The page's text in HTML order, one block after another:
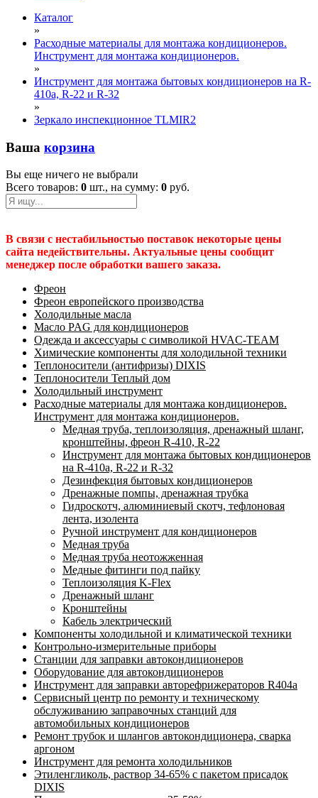
Каталог
»
Расходные материалы для монтажа кондиционеров.
Инструмент для монтажа кондиционеров.
»
Инструмент для монтажа бытовых кондиционеров на R-
410а, R-22 и R-32
»
Зеркало инспекционное TLMIR2
Ваша корзина
Вы еще ничего не выбрали
Всего товаров: 0 шт., на сумму: 0 руб.
В связи с нестабильностью поставок некоторые цены
сайта недействительны. Актуальные цены сообщит
менеджер после обработки вашего заказа.
Фреон
Фреон европейского производства
Холодильные масла
Масло PAG для кондиционеров
Одежда и аксессуары с символикой HVAC-TEAM
Химические компоненты для холодильной техники
Теплоносители (антифризы) DIXIS
Теплоносители Теплый дом
Холодильный инструмент
Расходные материалы для монтажа кондиционеров.
Инструмент для монтажа кондиционеров.
Медная труба, теплоизоляция, дренажный шланг,
кронштейны, фреон R-410, R-22
Инструмент для монтажа бытовых кондиционеров
на R-410а, R-22 и R-32
Дезинфекция бытовых кондиционеров
Дренажные помпы, дренажная трубка
Гидроскотч, алюминиевый скотч, тефлоновая
лента, изолента
Ручной инструмент для кондиционеров
Медная труба
Медная труба неотожженная
Медные фитинги под пайку
Теплоизоляция K-Flex
Дренажный шланг
Кронштейны
Кабель электрический
Компоненты холодильной и климатической техники
Контрольно-измерительные приборы
Станции для заправки автокондиционеров
Оборудование для автокондиционеров
Инструмент для заправки авторефрижераторов R404a
Сервисный центр по ремонту и техническому
обслуживанию заправочных станций для
автомобильных кондиционеров
Ремонт трубок и шлангов автокондиционера, сварка
аргоном
Инструмент для ремонта холодильников
Этиленгликоль, раствор 34-65% с пакетом присадок
DIXIS